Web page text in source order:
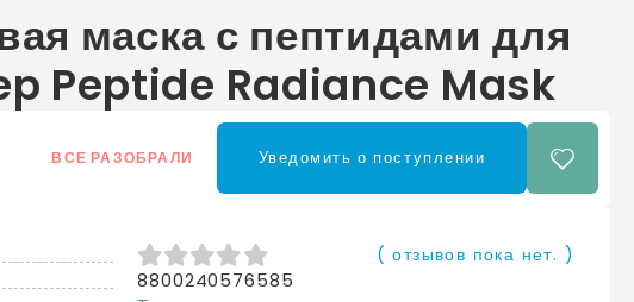
маска с пептидами для
Peptide Radiance Mask
ВСЕ РАЗОБРАЛИ Уведомить о поступлении
0из 5
( отзывов пока нет. )
8800240576585